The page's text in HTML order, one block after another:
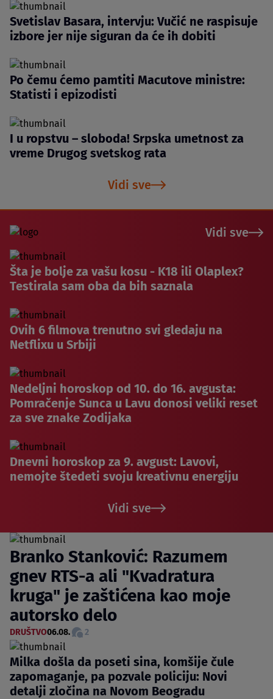
Svetislav Basara, intervju: Vučić ne raspisuje
izbore jer nije siguran da će ih dobiti
Po čemu ćemo pamtiti Macutove ministre:
Statisti i epizodisti
I u ropstvu – sloboda! Srpska umetnost za
vreme Drugog svetskog rata
Vidi sve
Vidi sve
Šta je bolje za vašu kosu - K18 ili Olaplex?
Testirala sam oba da bih saznala
Ovih 6 filmova trenutno svi gledaju na
Netflixu u Srbiji
Nedeljni horoskop od 10. do 16. avgusta:
Pomračenje Sunca u Lavu donosi veliki reset
za sve znake Zodijaka
Dnevni horoskop za 9. avgust: Lavovi,
nemojte štedeti svoju kreativnu energiju
Vidi sve
Branko Stanković: Razumem
gnev RTS-a ali "Kvadratura
kruga" je zaštićena kao moje
autorsko delo
DRUŠTVO06.08. 2
Milka došla da poseti sina, komšije čule
zapomaganje, pa pozvale policiju: Novi
detalji zločina na Novom Beogradu